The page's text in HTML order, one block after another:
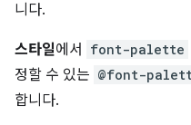
니다.
스타일에서 font-palette
정할 수 있는 @font-
합니다.